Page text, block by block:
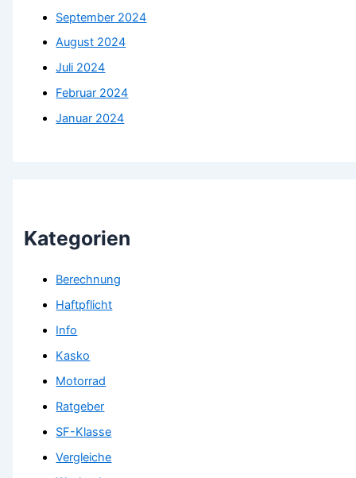
September 2024
August 2024
Juli 2024
Februar 2024
Januar 2024
Kategorien
Berechnung
Haftpflicht
Info
Kasko
Motorrad
Ratgeber
SF-Klasse
Vergleiche